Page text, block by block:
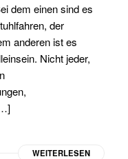
dem einen sind es
der
anderen ist es
Nicht jeder,
WEITERLESEN